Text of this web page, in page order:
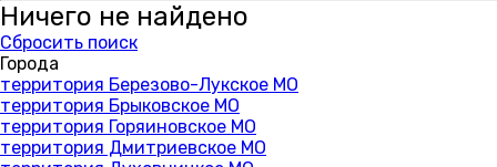
Ничего не найдено
Сбросить поиск
Города
территория Березово-Лукское МО
территория Брыковское МО
территория Горяиновское МО
территория Дмитриевское МО